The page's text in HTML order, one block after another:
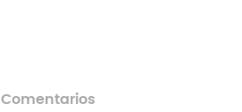
Comentarios